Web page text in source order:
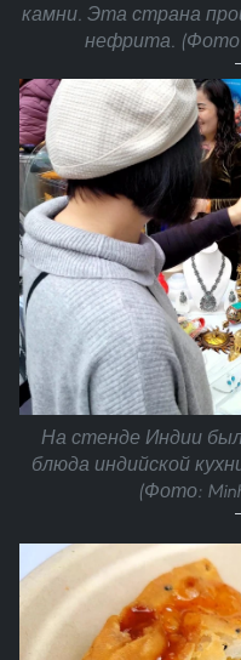
камни. Эта страна
нефрита.
На стенде Индии
блюда индийской
(Фото: